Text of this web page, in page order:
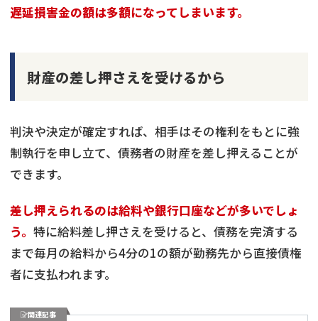
遅延損害金の額は多額になってしまいます。
財産の差し押さえを受けるから
判決や決定が確定すれば、相手はその権利をもとに強
制執行を申し立て、債務者の財産を差し押えることが
できます。
差し押えられるのは給料や銀行口座などが多いでしょ
う。 特に給料差し押さえを受けると、債務を完済する
まで毎月の給料から4分の1の額が勤務先から直接債権
者に支払われます。
関連記事